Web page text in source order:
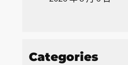
Categories